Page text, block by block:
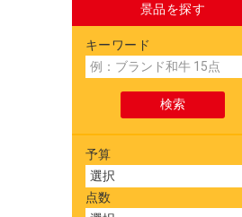
景品を探す
キーワード
予算
点数